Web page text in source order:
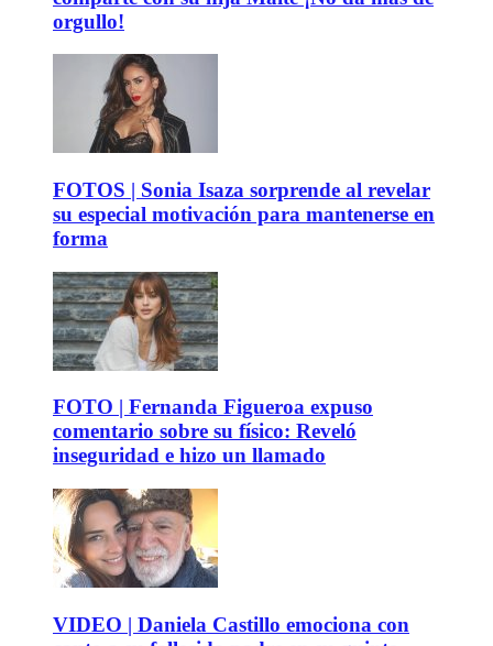
orgullo!
FOTOS | Sonia Isaza sorprende al revelar
su especial motivación para mantenerse en
forma
FOTO | Fernanda Figueroa expuso
comentario sobre su físico: Reveló
inseguridad e hizo un llamado
VIDEO | Daniela Castillo emociona con